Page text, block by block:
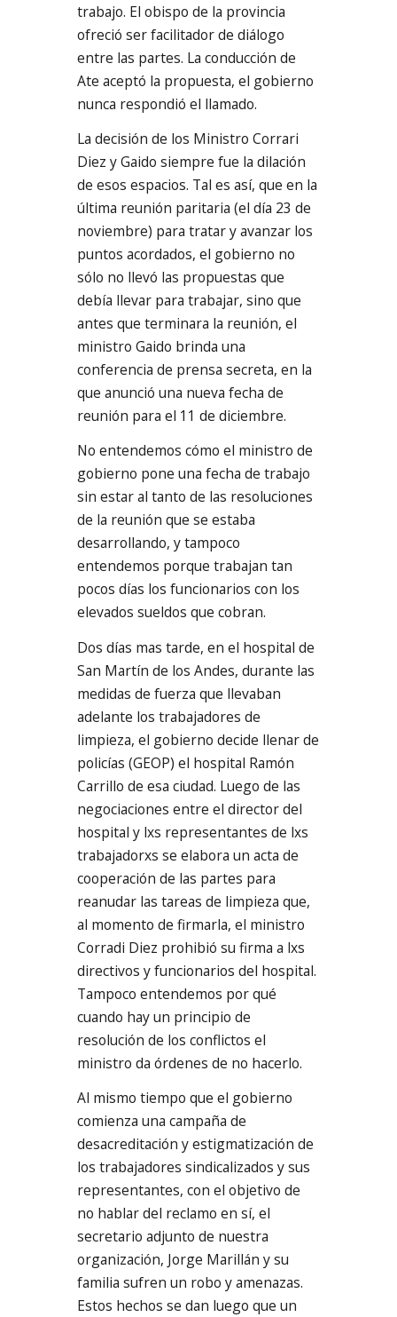
trabajo. El obispo de la provincia
ofreció ser facilitador de diálogo
entre las partes. La conducción de
Ate aceptó la propuesta, el gobierno
nunca respondió el llamado.
La decisión de los Ministro Corrari
Diez y Gaido siempre fue la dilación
de esos espacios. Tal es así, que en la
última reunión paritaria (el día 23 de
noviembre) para tratar y avanzar los
puntos acordados, el gobierno no
sólo no llevó las propuestas que
debía llevar para trabajar, sino que
antes que terminara la reunión, el
ministro Gaido brinda una
conferencia de prensa secreta, en la
que anunció una nueva fecha de
reunión para el 11 de diciembre.
No entendemos cómo el ministro de
gobierno pone una fecha de trabajo
sin estar al tanto de las resoluciones
de la reunión que se estaba
desarrollando, y tampoco
entendemos porque trabajan tan
pocos días los funcionarios con los
elevados sueldos que cobran.
Dos días mas tarde, en el hospital de
San Martín de los Andes, durante las
medidas de fuerza que llevaban
adelante los trabajadores de
limpieza, el gobierno decide llenar de
policías (GEOP) el hospital Ramón
Carrillo de esa ciudad. Luego de las
negociaciones entre el director del
hospital y lxs representantes de lxs
trabajadorxs se elabora un acta de
cooperación de las partes para
reanudar las tareas de limpieza que,
al momento de firmarla, el ministro
Corradi Diez prohibió su firma a lxs
directivos y funcionarios del hospital.
Tampoco entendemos por qué
cuando hay un principio de
resolución de los conflictos el
ministro da órdenes de no hacerlo.
Al mismo tiempo que el gobierno
comienza una campaña de
desacreditación y estigmatización de
los trabajadores sindicalizados y sus
representantes, con el objetivo de
no hablar del reclamo en sí, el
secretario adjunto de nuestra
organización, Jorge Marillán y su
familia sufren un robo y amenazas.
Estos hechos se dan luego que un